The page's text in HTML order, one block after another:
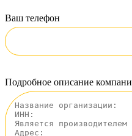
Ваш телефон
Подробное описание